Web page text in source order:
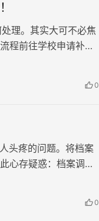
理。其实大可不必焦
程前往学校申请补办
0
头疼的问题。将档案
心存疑惑：档案调回
0